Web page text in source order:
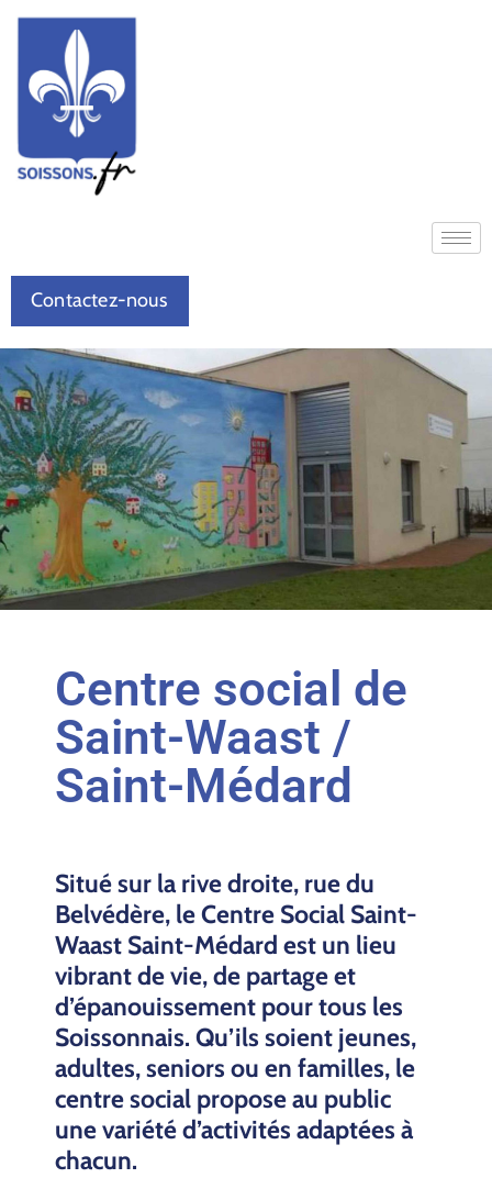
Contactez-nous
Centre social de
Saint-Waast /
Saint-Médard
Situé sur la rive droite, rue du
Belvédère, le Centre Social Saint-
Waast Saint-Médard est un lieu
vibrant de vie, de partage et
d’épanouissement pour tous les
Soissonnais. Qu’ils soient jeunes,
adultes, seniors ou en familles, le
centre social propose au public
une variété d’activités adaptées à
chacun.